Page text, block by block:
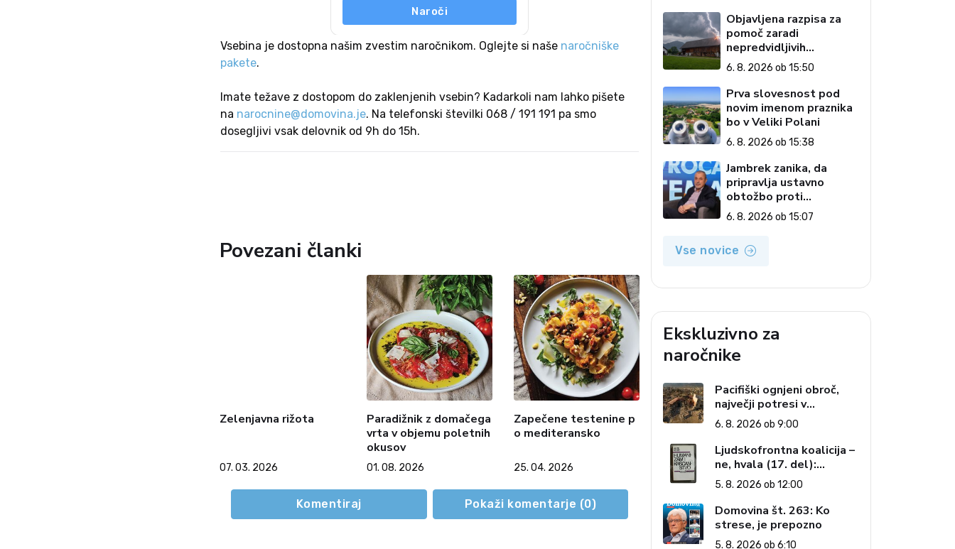
Naroči
Vsebina je dostopna našim zvestim naročnikom. Oglejte si naše naročniške
pakete.
Imate težave z dostopom do zaklenjenih vsebin? Kadarkoli nam lahko pišete
na narocnine@domovina.je. Na telefonski številki 068 / 191 191 pa smo
dosegljivi vsak delovnik od 9h do 15h.
Povezani članki
Zelenjavna rižota
07. 03. 2026
Paradižnik z domačega
vrta v objemu poletnih
okusov
01. 08. 2026
Zapečene testenine p
o mediteransko
25. 04. 2026
Komentiraj Pokaži komentarje (0)
Objavljena razpisa za
pomoč zaradi
nepredvidljivih
dogodkov na kmetiji
6. 8. 2026 ob 15:50
Prva slovesnost pod
novim imenom praznika
bo v Veliki Polani
6. 8. 2026 ob 15:38
Jambrek zanika, da
pripravlja ustavno
obtožbo proti
predsednici: To je
popolnoma neresnična
6. 8. 2026 ob 15:07
Vse novice
Ekskluzivno za
naročnike
Pacifiški ognjeni obroč,
največji potresi v
zgodovini in cena pozabe
6. 8. 2026 ob 9:00
Ljudskofrontna koalicija –
ne, hvala (17. del):
Priprave na sestop z
oblasti – dvorska
opozicija 6: Gramsci na
delu: Revija 2000 in
revolucionarna izvotlitev
5. 8. 2026 ob 12:00
Domovina št. 263: Ko
strese, je prepozno
5. 8. 2026 ob 6:10